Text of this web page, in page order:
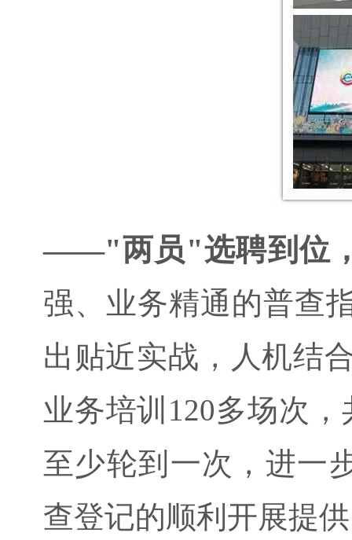
——"两员"选聘到位
强、业务精通的普查
出贴近实战，人机结
业务培训120多场次
至少轮到一次，进一
查登记的顺利开展提